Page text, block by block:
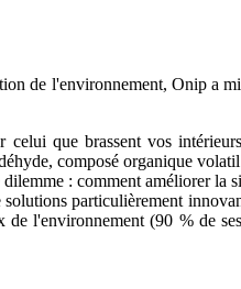
de l'environnement, Onip a
que brassent vos
composé organique
: comment améliorer la
particulièrement
l'environnement (90 % de